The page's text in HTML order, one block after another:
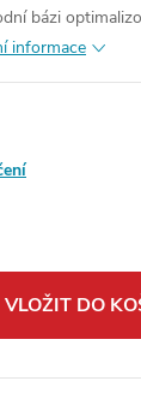
bázi
informace
VLOŽIT DO